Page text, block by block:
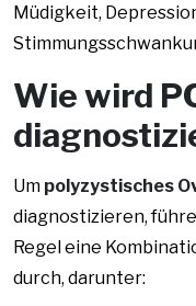
Müdigkeit,
Wie wird
Um polyzystisches
diagnostizieren,
Regel eine
durch, darunter: